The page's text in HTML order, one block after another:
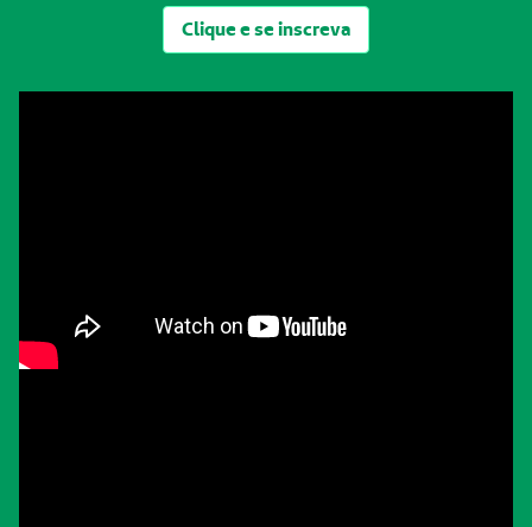
Clique e se inscreva